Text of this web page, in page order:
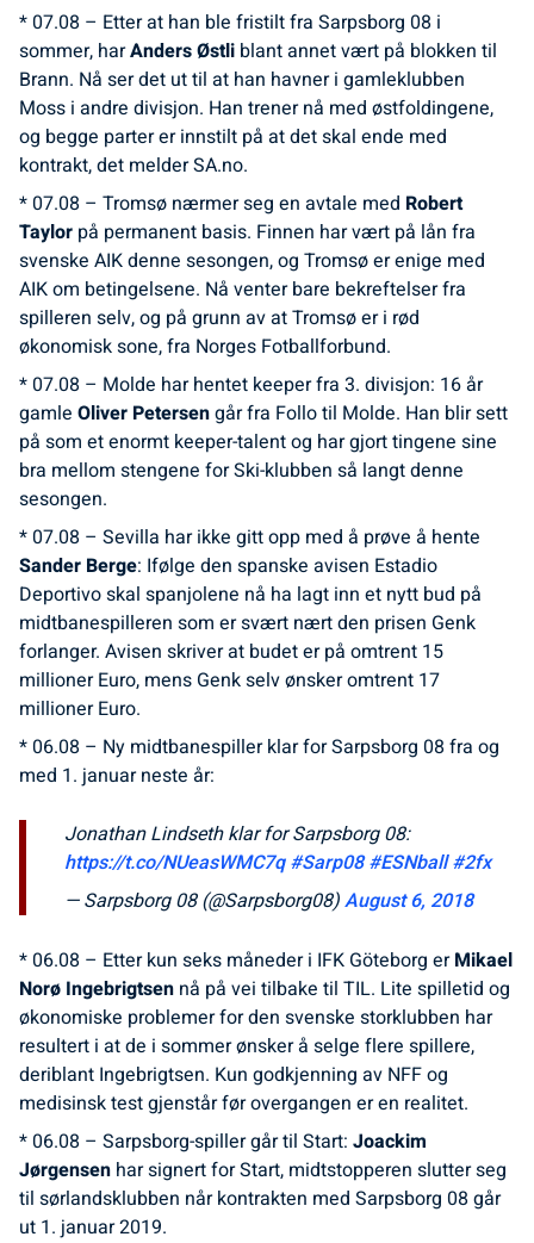
* 07.08 – Etter at han ble fristilt fra Sarpsborg 08 i
sommer, harAnders Østli blant annet vært på blokken til
Brann. Nå ser det ut til at han havner i gamleklubben
Moss i andre divisjon. Han trener nå med østfoldingene,
og begge parter er innstilt på at det skal ende med
kontrakt, det melder SA.no.
* 07.08 – Tromsø nærmer seg en avtale med Robert
Taylor på permanent basis. Finnen har vært på lån fra
svenske AIK denne sesongen, og Tromsø er enige med
AIK om betingelsene. Nå venter bare bekreftelser fra
spilleren selv, og på grunn av at Tromsø er i rød
økonomisk sone, fra Norges Fotballforbund.
* 07.08 – Molde har hentet keeper fra 3. divisjon: 16 år
gamle Oliver Petersengår fra Follo til Molde. Han blir sett
på som et enormt keeper-talent og har gjort tingene sine
bra mellom stengene for Ski-klubben så langt denne
sesongen.
* 07.08 – Sevilla har ikke gitt opp med å prøve å hente
Sander Berge: Ifølge den spanske avisen Estadio
Deportivo skal spanjolene nå ha lagt inn et nytt bud på
midtbanespilleren som er svært nært den prisen Genk
forlanger. Avisen skriver at budet er på omtrent 15
millioner Euro, mens Genk selv ønsker omtrent 17
millioner Euro.
* 06.08 – Ny midtbanespiller klar for Sarpsborg 08 fra og
med 1. januar neste år:
Jonathan Lindseth klar for Sarpsborg 08:
https://t.co/NUeasWMC7q#Sarp08#ESNball#2fx
— Sarpsborg 08 (@Sarpsborg08)August 6, 2018
* 06.08 – Etter kun seks måneder i IFK Göteborg erMikael
Norø Ingebrigtsen nå på vei tilbake til TIL. Lite spilletid og
økonomiske problemer for den svenske storklubben har
resultert i at de i sommer ønsker å selge flere spillere,
deriblant Ingebrigtsen. Kun godkjenning av NFF og
medisinsk test gjenstår før overgangen er en realitet.
* 06.08 – Sarpsborg-spiller går til Start: Joackim
Jørgensen har signert for Start, midtstopperen slutter seg
til sørlandsklubben når kontrakten med Sarpsborg 08 går
ut 1. januar 2019.